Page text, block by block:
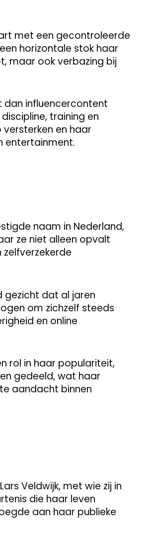
met een gecontroleerde
horizontale stok haar
maar ook verbazing bij
dan influencercontent
training en
en haar
entertainment.
naam in Nederland,
ze niet alleen opvalt
gezicht dat al jaren
om zichzelf steeds
en online
rol in haar populariteit,
gedeeld, wat haar
aandacht binnen
Veldwijk, met wie zij in
die haar leven
aan haar publieke